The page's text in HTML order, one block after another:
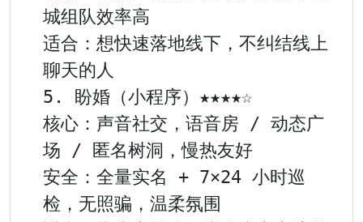
城组队效率高
适合：想快速落地线下，不纠结线上
聊天的人
5. 盼婚（小程序）★★★★☆
核心：声音社交，语音房 / 动态广
场 / 匿名树洞，慢热友好
安全：全量实名 + 7×24 小时巡
检，无照骗，温柔氛围